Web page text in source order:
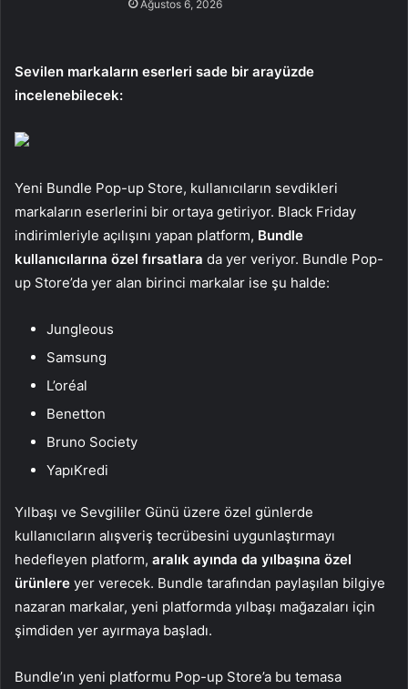
Ağustos 6, 2026
Sevilen markaların eserleri sade bir arayüzde
incelenebilecek:
Yeni Bundle Pop-up Store, kullanıcıların sevdikleri
markaların eserlerini bir ortaya getiriyor. Black Friday
indirimleriyle açılışını yapan platform, Bundle
kullanıcılarına özel fırsatlara da yer veriyor. Bundle Pop-
up Store’da yer alan birinci markalar ise şu halde:
Jungleous
Samsung
L’oréal
Benetton
Bruno Society
YapıKredi
Yılbaşı ve Sevgililer Günü üzere özel günlerde
kullanıcıların alışveriş tecrübesini uygunlaştırmayı
hedefleyen platform, aralık ayında da yılbaşına özel
ürünlere yer verecek. Bundle tarafından paylaşılan bilgiye
nazaran markalar, yeni platformda yılbaşı mağazaları için
şimdiden yer ayırmaya başladı.
Bundle’ın yeni platformu Pop-up Store’a bu temasa